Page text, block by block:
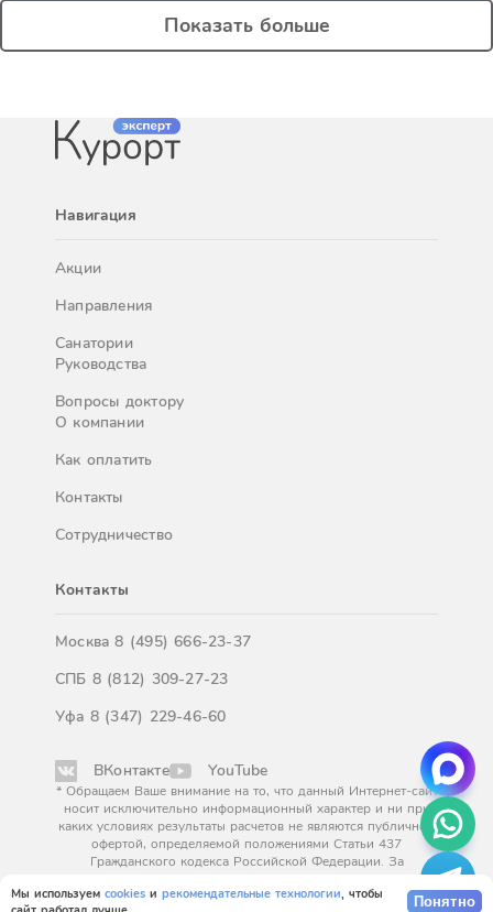
Мы используем cookies и рекомендательные технологии, чтобы
Понятно
Показать больше
Навигация
Акции
Направления
Санатории
Руководства
Вопросы доктору
О компании
Как оплатить
Контакты
Сотрудничество
Контакты
Москва8 (495) 666-23-37
СПБ 8 (812) 309-27-23
Уфа 8 (347) 229-46-60
ВКонтакте YouTube
* Обращаем Ваше внимание на то, что данный Интернет-сайт
носит исключительно информационный характер и ни при
каких условиях результаты расчетов не являются публичной
офертой, определяемой положениями Статьи 437
Гражданского кодекса Российской Федерации. За
окончательным расчетом обращайтесь к нашим менеджерам.